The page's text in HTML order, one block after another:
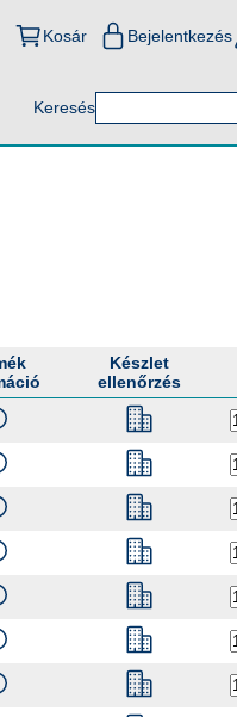
Kosár Bejelentkezés
Keresés
Készlet
ellenőrzés